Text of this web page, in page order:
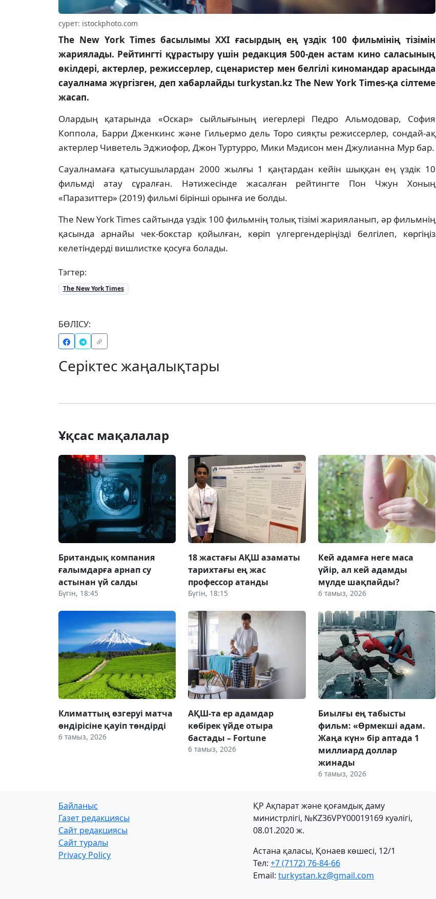
сурет: istockphoto.com
The New York Times басылымы XXI ғасырдың ең үздік 100 фильмінің тізімін
жариялады. Рейтингті құрастыру үшін редакция 500-ден астам кино саласының
өкілдері, актерлер, режиссерлер, сценаристер мен белгілі киномандар арасында
сауалнама жүргізген, деп хабарлайды turkystan.kz The New York Times-қа сілтеме
жасап.
Олардың қатарында «Оскар» сыйлығының иегерлері Педро Альмодовар, София
Коппола, Барри Дженкинс және Гильермо дель Торо сияқты режиссерлер, сондай-ақ
актерлер Чиветель Эджиофор, Джон Туртурро, Мики Мэдисон мен Джулианна Мур бар.
Сауалнамаға қатысушылардан 2000 жылғы 1 қаңтардан кейін шыққан ең үздік 10
фильмді атау сұралған. Нәтижесінде жасалған рейтингте Пон Чжун Хоның
«Паразиттер» (2019) фильмі бірінші орынға ие болды.
The New York Times сайтында үздік 100 фильмнің толық тізімі жарияланып, әр фильмнің
қасында арнайы чек-бокстар қойылған, көріп үлгергендеріңізді белгілеп, көргіңіз
келетіндерді вишлистке қосуға болады.
Тэгтер:
The New York Times
БӨЛІСУ:
Серіктес жаңалықтары
Ұқсас мақалалар
Британдық компания
ғалымдарға арнап су
астынан үй салды
Бүгін, 18:45
18 жастағы АҚШ азаматы
тарихтағы ең жас
профессор атанды
Бүгін, 18:15
Кей адамға неге маса
үйір, ал кей адамды
мүлде шақпайды?
6 тамыз, 2026
Климаттың өзгеруі матча
өндірісіне қауіп төндірді
6 тамыз, 2026
АҚШ-та ер адамдар
көбірек үйде отыра
бастады – Fortune
6 тамыз, 2026
Биылғы ең табысты
фильм: «Өрмекші адам.
Жаңа күн» бір аптада 1
миллиард доллар
жинады
6 тамыз, 2026
Байланыс
Газет редакциясы
Сайт редакциясы
Сайт туралы
Privacy Policy
ҚР Ақпарат және қоғамдық даму
министрлігі, №KZ36VPY00019169 куәлігі,
08.01.2020 ж.
Астана қаласы, Қонаев көшесі, 12/1
Тел: +7 (7172) 76-84-66
Email: turkystan.kz@gmail.com